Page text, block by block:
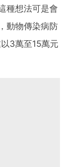
種想法可是會
動物傳染病防
3萬至15萬元